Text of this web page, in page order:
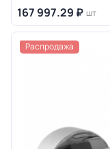
167 997.29 ₽ шт
Распродажа